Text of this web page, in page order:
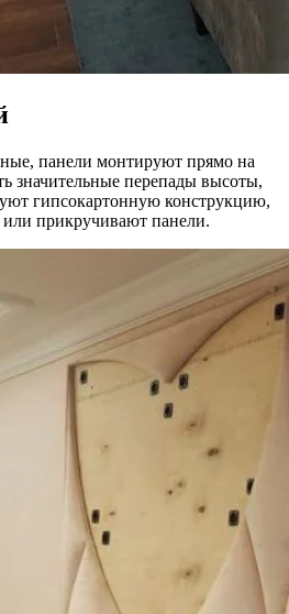
панели монтируют прямо на
значительные перепады высоты,
гипсокартонную конструкцию,
прикручивают панели.